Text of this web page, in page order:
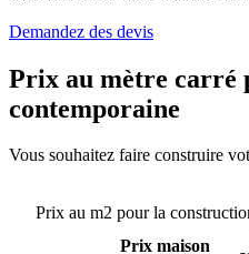
Demandez des devis
Prix au mètre carré
contemporaine
Vous souhaitez faire construire
Prix au m2 pour la
Prix maison